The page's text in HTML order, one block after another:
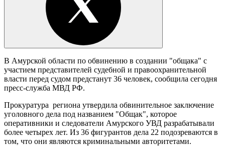
В Амурской области по обвинению в создании "общака" с
участием представителей судебной и правоохранительной
власти перед судом предстанут 36 человек, сообщила сегодня
пресс-служба МВД РФ.
Прокуратура региона утвердила обвинительное заключение
уголовного дела под названием "Общак", которое
оперативники и следователи Амурского УВД разрабатывали
более четырех лет. Из 36 фигурантов дела 22 подозреваются в
том, что они являются криминальными авторитетами.